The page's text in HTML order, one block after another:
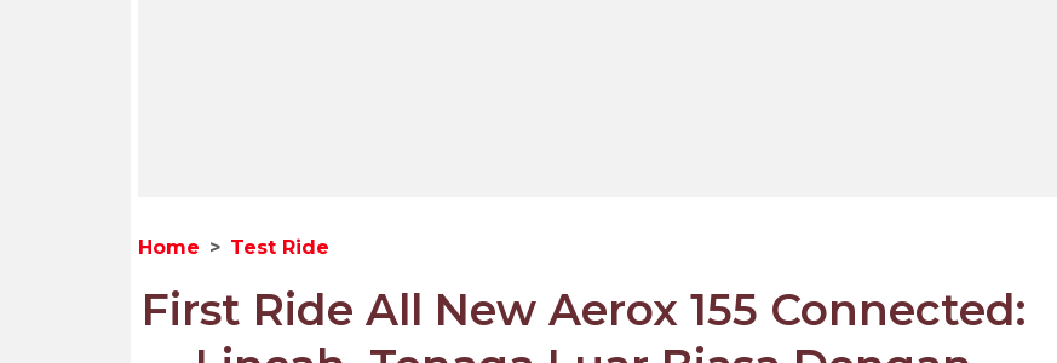
Home Test Ride
First Ride All New Aerox 155 Connected: